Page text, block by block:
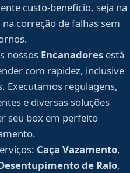
custo-benefício, seja na
correção de falhas sem
nossos Encanadores está
com rapidez, inclusive
Executamos regulagens,
e diversas soluções
seu box em perfeito
Caça Vazamento,
de Ralo,